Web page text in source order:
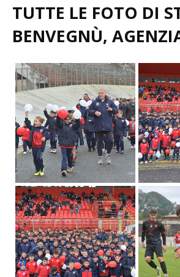
TUTTE LE FOTO DI
BENVEGNÙ,